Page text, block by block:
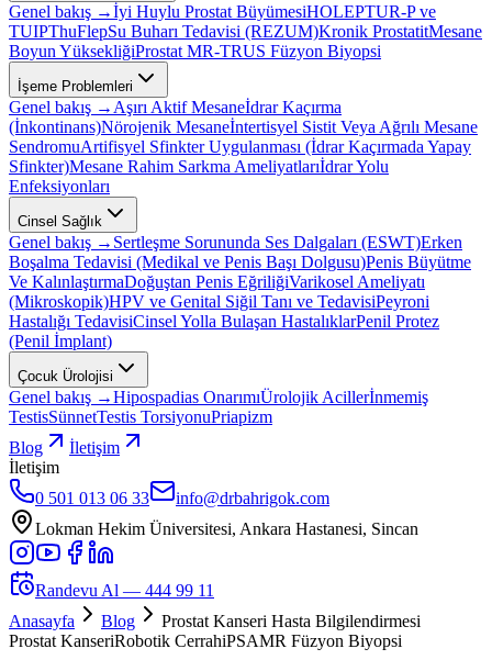
Genel bakış →İyi Huylu Prostat BüyümesiHOLEPTUR-P ve
TUIPThuFlepSu Buharı Tedavisi (REZUM)Kronik ProstatitMesane
Boyun YüksekliğiProstat MR-TRUS Füzyon Biyopsi
İşeme Problemleri
Genel bakış → Aşırı Aktif Mesaneİdrar Kaçırma
(İnkontinans)Nörojenik Mesaneİntertisyel Sistit Veya Ağrılı Mesane
SendromuArtifisyel Sfinkter Uygulanması (İdrar Kaçırmada Yapay
Sfinkter)Mesane Rahim Sarkma Ameliyatlarıİdrar Yolu
Enfeksiyonları
Cinsel Sağlık
Genel bakış → Sertleşme Sorununda Ses Dalgaları (ESWT)Erken
Boşalma Tedavisi (Medikal ve Penis Başı Dolgusu)Penis Büyütme
Ve KalınlaştırmaDoğuştan Penis EğriliğiVarikosel Ameliyatı
(Mikroskopik)HPV ve Genital Siğil Tanı ve TedavisiPeyroni
Hastalığı TedavisiCinsel Yolla Bulaşan HastalıklarPenil Protez
(Penil İmplant)
Çocuk Ürolojisi
Genel bakış →Hipospadias OnarımıÜrolojik Acillerİnmemiş
TestisSünnetTestis TorsiyonuPriapizm
Blog
İletişim
İletişim
0 501 013 06 33
info@drbahrigok.com
Lokman Hekim Üniversitesi, Ankara Hastanesi, Sincan
Randevu Al — 444 99 11
Anasayfa
Blog
Prostat Kanseri Hasta Bilgilendirmesi
Prostat KanseriRobotik CerrahiPSAMR Füzyon Biyopsi